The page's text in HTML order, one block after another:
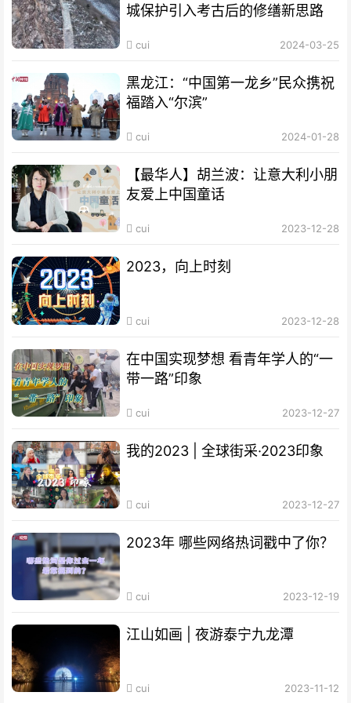
城保护引入考古后的修缮新思路
cui 2024-03-25
黑龙江：“中国第一龙乡”民众携祝
福踏入“尔滨”
cui 2024-01-28
【最华人】胡兰波：让意大利小朋
友爱上中国童话
cui 2023-12-28
2023，向上时刻
cui 2023-12-28
在中国实现梦想 看青年学人的“一
带一路”印象
cui 2023-12-27
我的2023 | 全球街采·2023印象
cui 2023-12-27
2023年 哪些网络热词戳中了你？
cui 2023-12-19
江山如画 | 夜游泰宁九龙潭
cui 2023-11-12